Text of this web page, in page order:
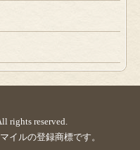
rights reserved.
イルの登録商標です。